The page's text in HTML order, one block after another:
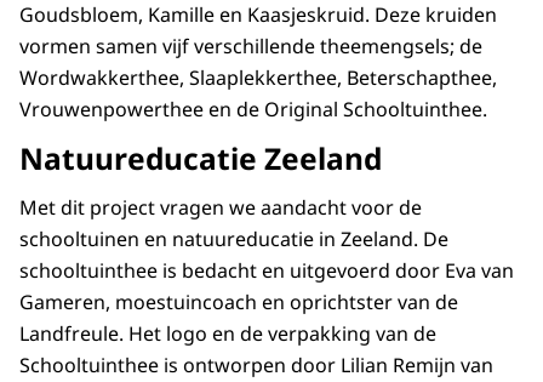
Goudsbloem, Kamille en Kaasjeskruid. Deze kruiden
vormen samen vijf verschillende theemengsels; de
Wordwakkerthee, Slaaplekkerthee, Beterschapthee,
Vrouwenpowerthee en de Original Schooltuinthee.
Natuureducatie Zeeland
Met dit project vragen we aandacht voor de
schooltuinen en natuureducatie in Zeeland. De
schooltuinthee is bedacht en uitgevoerd door Eva van
Gameren, moestuincoach en oprichtster van de
Landfreule. Het logo en de verpakking van de
Schooltuinthee is ontworpen door Lilian Remijn van